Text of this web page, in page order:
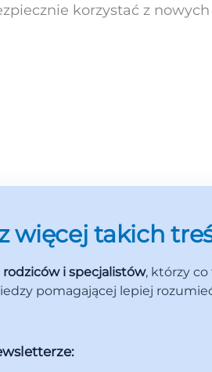
korzystać z
więcej takich
rodziców i specjalistów, którzy
pomagającej lepiej